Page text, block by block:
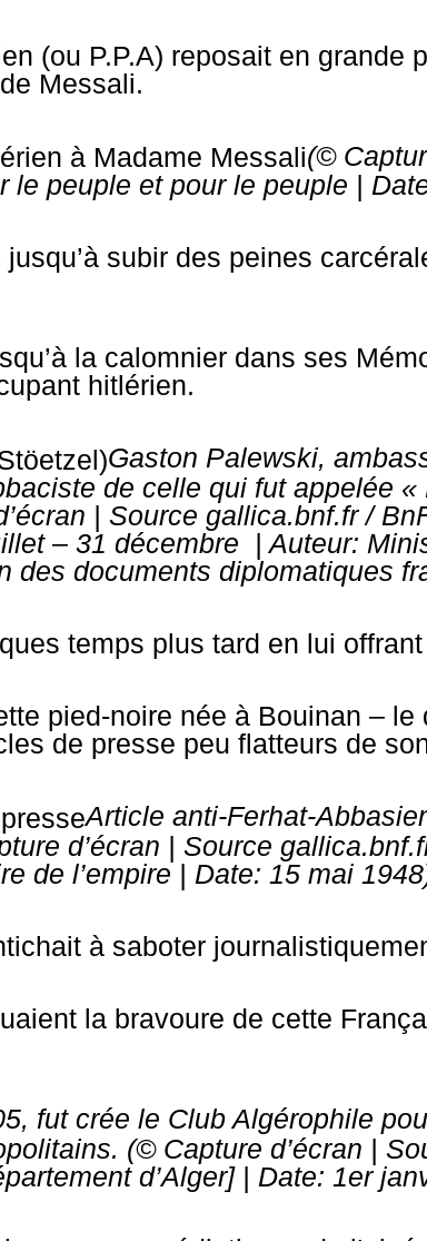
(ou P.P.A) reposait en grande
Messali.
(©
le peuple et pour le peuple |
subir des peines
la calomnier dans ses
hitlérien.
Gaston Palewski,
de celle qui fut appelée
| Source gallica.bnf.fr /
– 31 décembre | Auteur:
des documents diplomatiques
temps plus tard en lui
pied-noire née à Bouinan –
de presse peu flatteurs de
Article anti-Ferhat-
d’écran | Source
de l’empire | Date: 15 mai
à saboter
la bravoure de cette
fut crée le Club Algérophile
(© Capture d’écran |
d’Alger] | Date: 1er